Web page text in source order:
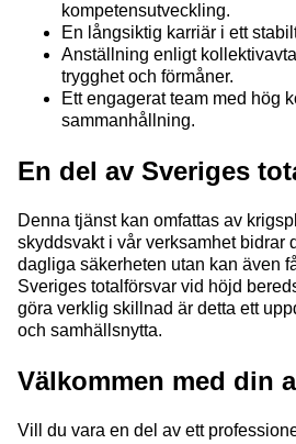
kompetensutveckling.
En långsiktig karriär i ett
Anställning enligt
trygghet och förmåner.
Ett engagerat team med hög
sammanhållning.
En del av Sveriges
Denna tjänst kan omfattas av
skyddsvakt i vår verksamhet bidrar
dagliga säkerheten utan kan även
Sveriges totalförsvar vid höjd
göra verklig skillnad är detta ett
och samhällsnytta.
Välkommen med din
Vill du vara en del av ett